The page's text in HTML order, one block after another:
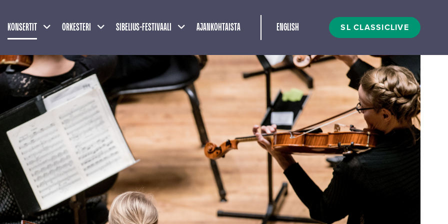
KONSERTIT Näytä alasivut
ORKESTERI Näytä alasivut
SIBELIUS-FESTIVAALI Näytä alasivut
AJANKOHTAISTA ENGLISH SL CLASSICLIVE